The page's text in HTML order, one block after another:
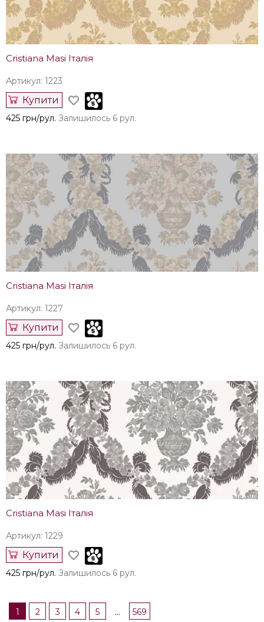
Cristiana Masi Італія
Артикул: 1223
Купити
425 грн/рул. Залишилось 6 рул.
Cristiana Masi Італія
Артикул: 1227
Купити
425 грн/рул. Залишилось 6 рул.
Cristiana Masi Італія
Артикул: 1229
Купити
425 грн/рул. Залишилось 6 рул.
1 2 3 4 5 ... 569